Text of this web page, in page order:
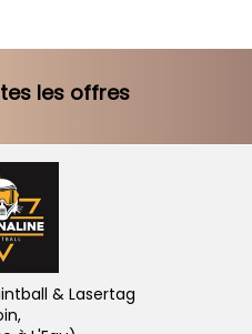
les offres
& Lasertag